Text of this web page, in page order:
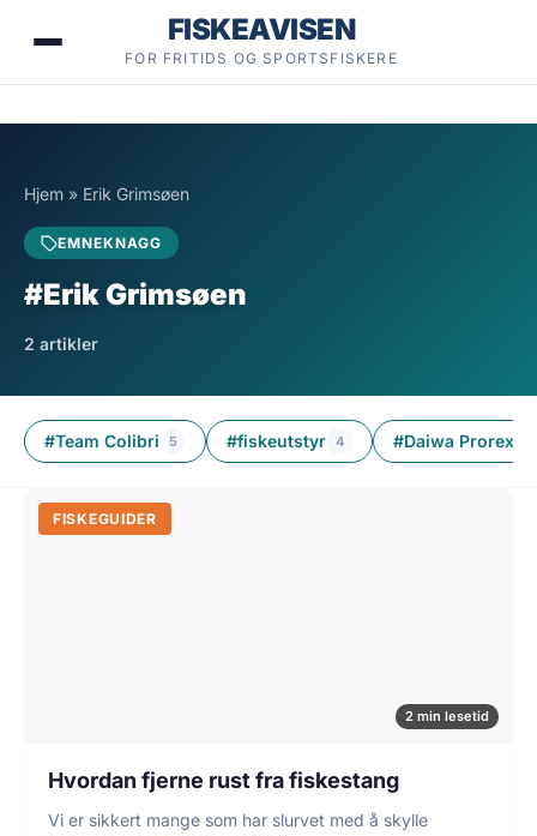
FISKEAVISEN
FOR FRITIDS OG SPORTSFISKERE
Hjem » Erik Grimsøen
EMNEKNAGG
#Erik Grimsøen
2 artikler
#Team Colibri 5 #fiskeutstyr 4 #Daiwa Prorex
FISKEGUIDER
2 min lesetid
Hvordan fjerne rust fra fiskestang
Vi er sikkert mange som har slurvet med å skylle